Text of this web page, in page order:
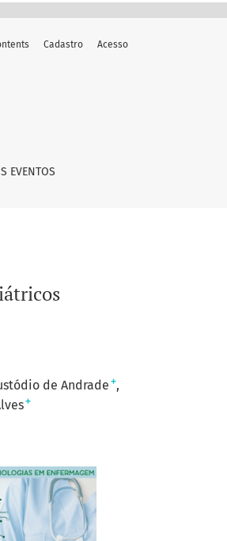
EVENTOS
Cadastro Acesso
de Andrade +
+